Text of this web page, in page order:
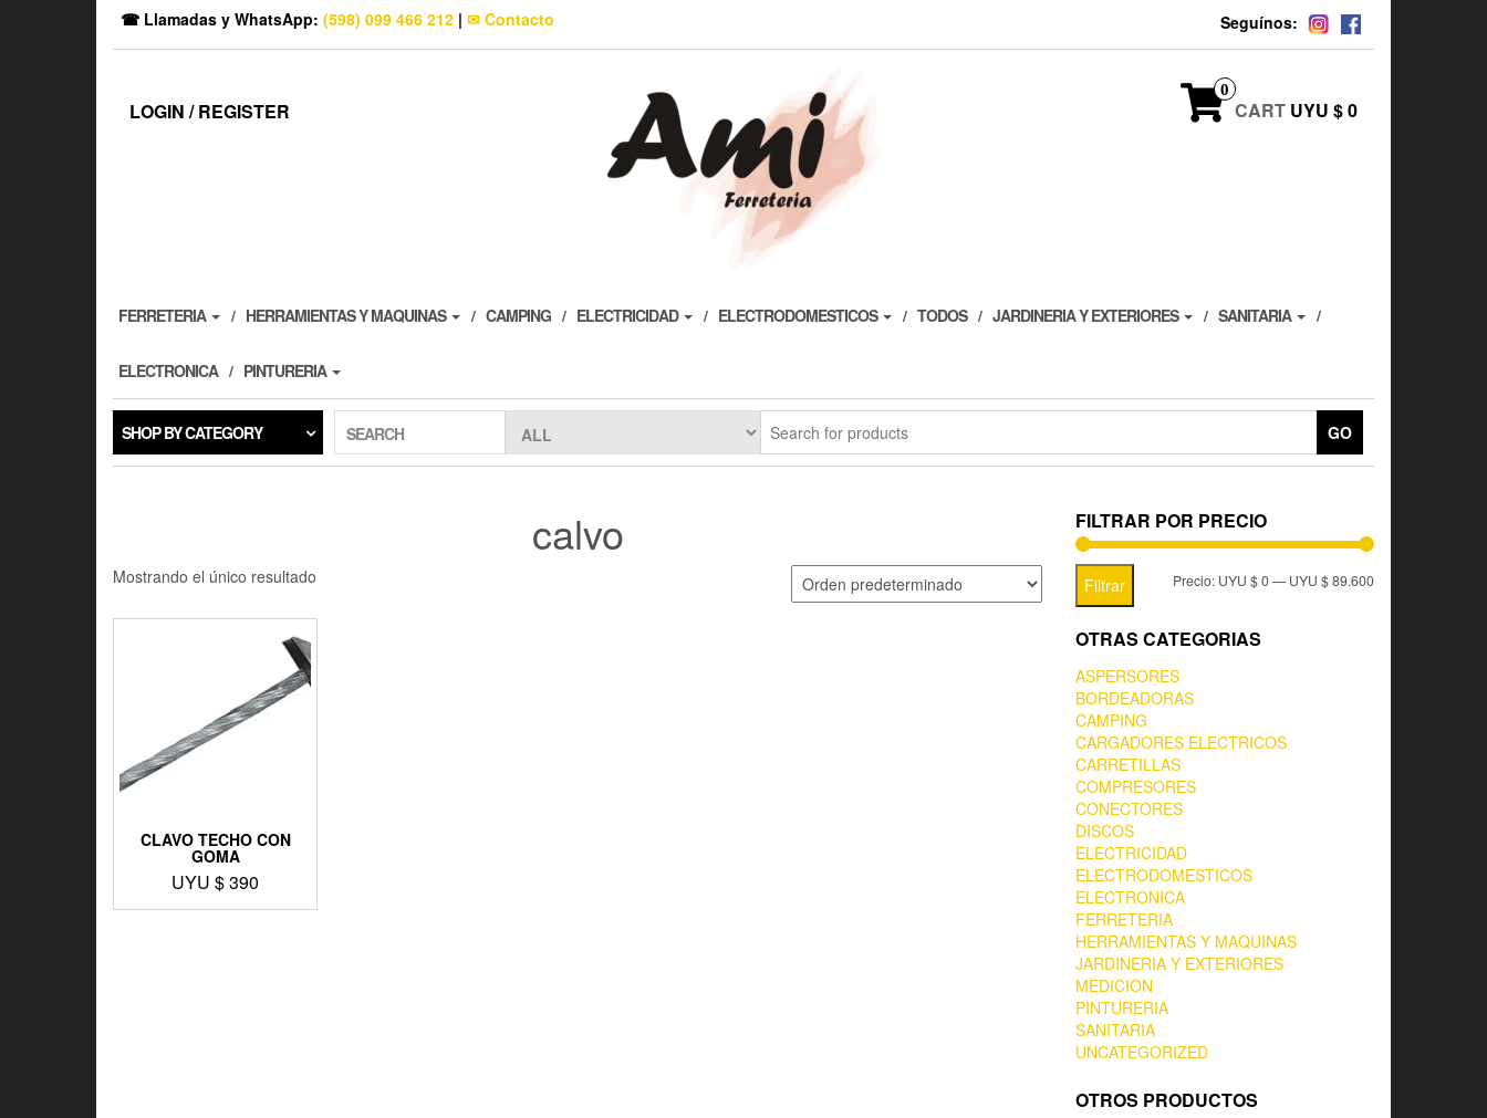
☎ Llamadas y WhatsApp: (598) 099 466 212 | ✉ Contacto Seguínos:
LOGIN / REGISTER
0
CART UYU $ 0
FERRETERIA HERRAMIENTAS Y MAQUINAS CAMPING ELECTRICIDAD ELECTRODOMESTICOS TODOS JARDINERIA Y EXTERIORES SANITARIA
ELECTRONICA PINTURERIA
SHOP BY CATEGORY SEARCH GO
calvo
Mostrando el único resultado
CLAVO TECHO CON
GOMA
UYU $390
FILTRAR POR PRECIO
Filtrar Precio: UYU $ 0—UYU $ 89.600
OTRAS CATEGORIAS
ASPERSORES
BORDEADORAS
CAMPING
CARGADORES ELECTRICOS
CARRETILLAS
COMPRESORES
CONECTORES
DISCOS
ELECTRICIDAD
ELECTRODOMESTICOS
ELECTRONICA
FERRETERIA
HERRAMIENTAS Y MAQUINAS
JARDINERIA Y EXTERIORES
MEDICION
PINTURERIA
SANITARIA
UNCATEGORIZED
OTROS PRODUCTOS